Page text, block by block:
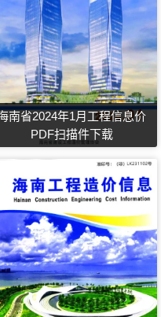
南省2024年1月工程信息价
PDF扫描件下载